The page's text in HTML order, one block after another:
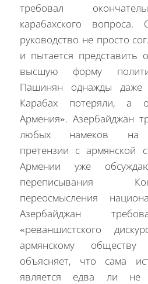
требовал
карабахского вопроса.
руководство не просто
и пытается представить
высшую форму
Пашинян однажды
Карабах потеряли, а
Армения». Азербайджан
любых намеков на
претензии с армянской
Армении уже
переписывания
переосмысления
Азербайджан
«реваншистского
армянскому
объясняет, что сама
является едва ли